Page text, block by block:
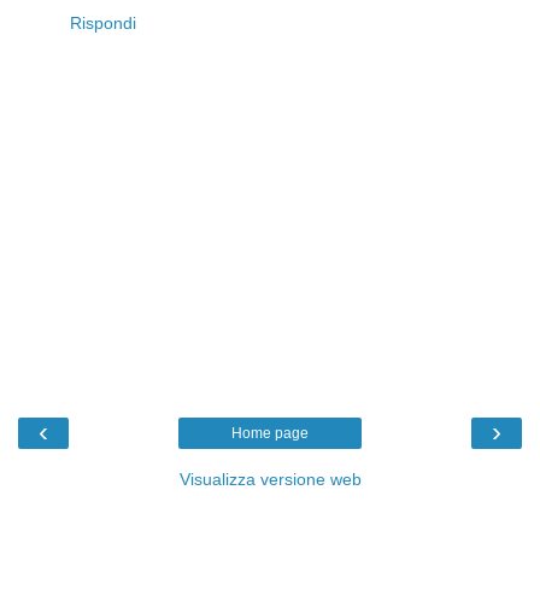
Rispondi
‹ ›
Home page
Visualizza versione web